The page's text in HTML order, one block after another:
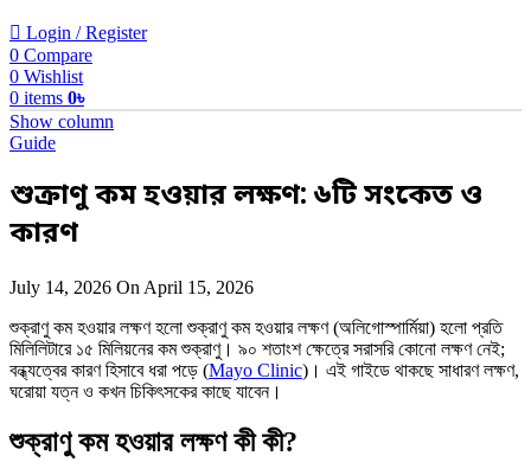
Login / Register
0 Compare
0 Wishlist
0 items 0৳
Show column
Guide
শুক্রাণু কম হওয়ার লক্ষণ: ৬টি সংকেত ও
কারণ
July 14, 2026 On April 15, 2026
শুক্রাণু কম হওয়ার লক্ষণ হলো শুক্রাণু কম হওয়ার লক্ষণ (অলিগোস্পার্মিয়া) হলো প্রতি
মিলিলিটারে ১৫ মিলিয়নের কম শুক্রাণু। ৯০ শতাংশ ক্ষেত্রে সরাসরি কোনো লক্ষণ নেই;
বন্ধ্যত্বের কারণ হিসাবে ধরা পড়ে (Mayo Clinic)। এই গাইডে থাকছে সাধারণ লক্ষণ,
ঘরোয়া যত্ন ও কখন চিকিৎসকের কাছে যাবেন।
শুক্রাণু কম হওয়ার লক্ষণ কী কী?